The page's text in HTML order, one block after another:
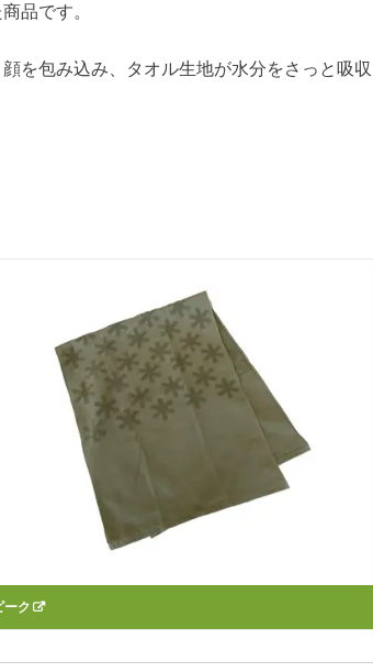
品です。
を包み込み、タオル生地が水分をさっと吸収
ーク